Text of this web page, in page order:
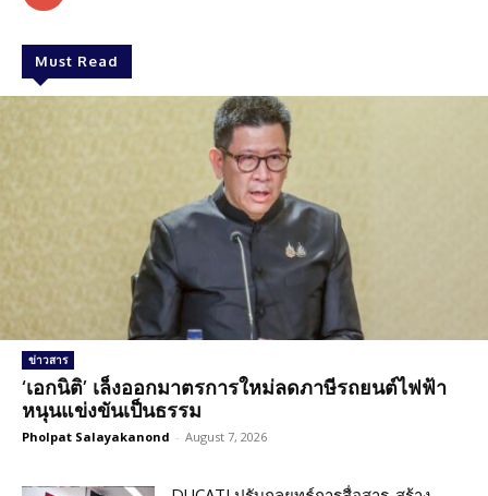
Must Read
ข่าวสาร
‘เอกนิติ’ เล็งออกมาตรการใหม่ลดภาษีรถยนต์ไฟฟ้า
หนุนแข่งขันเป็นธรรม
Pholpat Salayakanond - August 7, 2026